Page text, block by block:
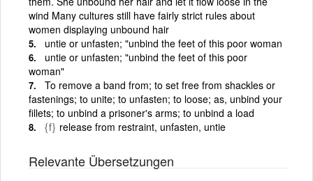
wind Many cultures still have fairly strict rules about
women displaying unbound hair
untie or unfasten; "unbind the feet of this poor woman
untie or unfasten; "unbind the feet of this poor
woman"
To remove a band from; to set free from shackles or
fastenings; to unite; to unfasten; to loose; as, unbind your
fillets; to unbind a prisoner's arms; to unbind a load
{f} release from restraint, unfasten, untie
Relevante Übersetzungen